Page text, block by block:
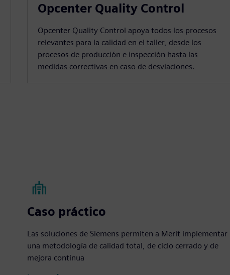
Opcenter Quality Control
Opcenter Quality Control apoya todos los procesos
relevantes para la calidad en el taller, desde los
procesos de producción e inspección hasta las
medidas correctivas en caso de desviaciones.
Caso práctico
Las soluciones de Siemens permiten a Merit implementar
una metodología de calidad total, de ciclo cerrado y de
mejora continua